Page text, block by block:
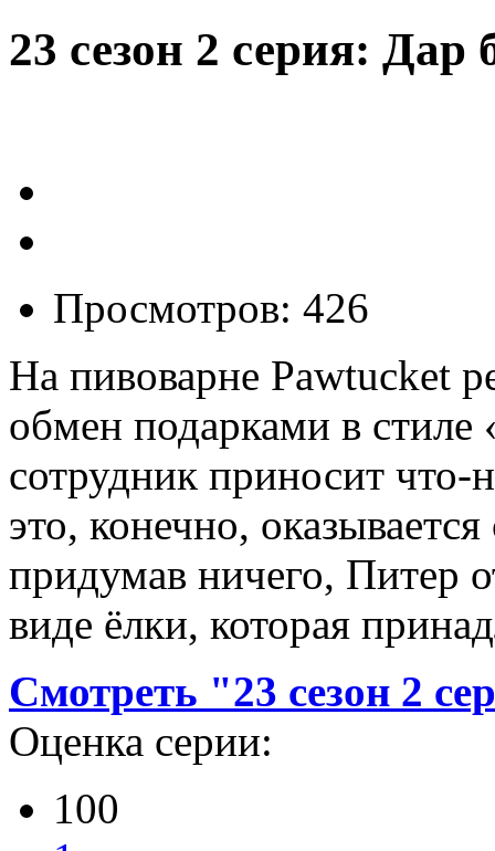
23 сезон 2 серия: Дар
Просмотров: 426
На пивоварне Pawtucket
обмен подарками в стиле
сотрудник приносит
это, конечно,
придумав ничего, Питер
виде ёлки, которая
Смотреть "23 сезон 2
Оценка серии:
100